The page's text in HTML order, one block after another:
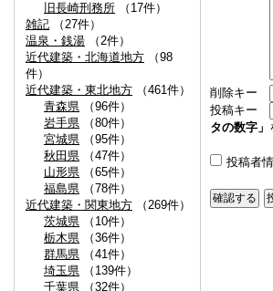
旧長崎刑務所 （17件）
雑記 （27件）
温泉・銭湯 （2件）
近代建築・北海道地方 （98
件）
近代建築・東北地方 （461件）
青森県 （96件）
岩手県 （80件）
宮城県 （95件）
秋田県 （47件）
山形県 （65件）
福島県 （78件）
近代建築・関東地方 （269件）
茨城県 （10件）
栃木県 （36件）
群馬県 （41件）
埼玉県 （139件）
千葉県 （32件）
削除キー
投稿キー
タの数字」
投稿者